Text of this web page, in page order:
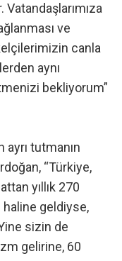
ve
canla
aynı
bekliyorum”
tutmanın
“Türkiye,
yıllık 270
geldiyse,
sizin de
gelirine, 60